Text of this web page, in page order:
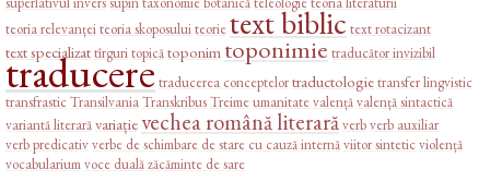
teoria relevanțeiteoria skoposuluiteorietext biblic text rotacizant
text specializattîrguritopicătoponim toponimie traducător invizibil
traduceretraducerea conceptelortraductologietransfer lingvistic
transfrasticTransilvaniaTranskribusTreimeumanitatevalențăvalență sintactică
variantă literarăvariațievechea română literarăverbverb auxiliar
verb predicativverbe de schimbare de stare cu cauză internăviitor sinteticviolență
vocabulariumvoce dualăzăcăminte de sare